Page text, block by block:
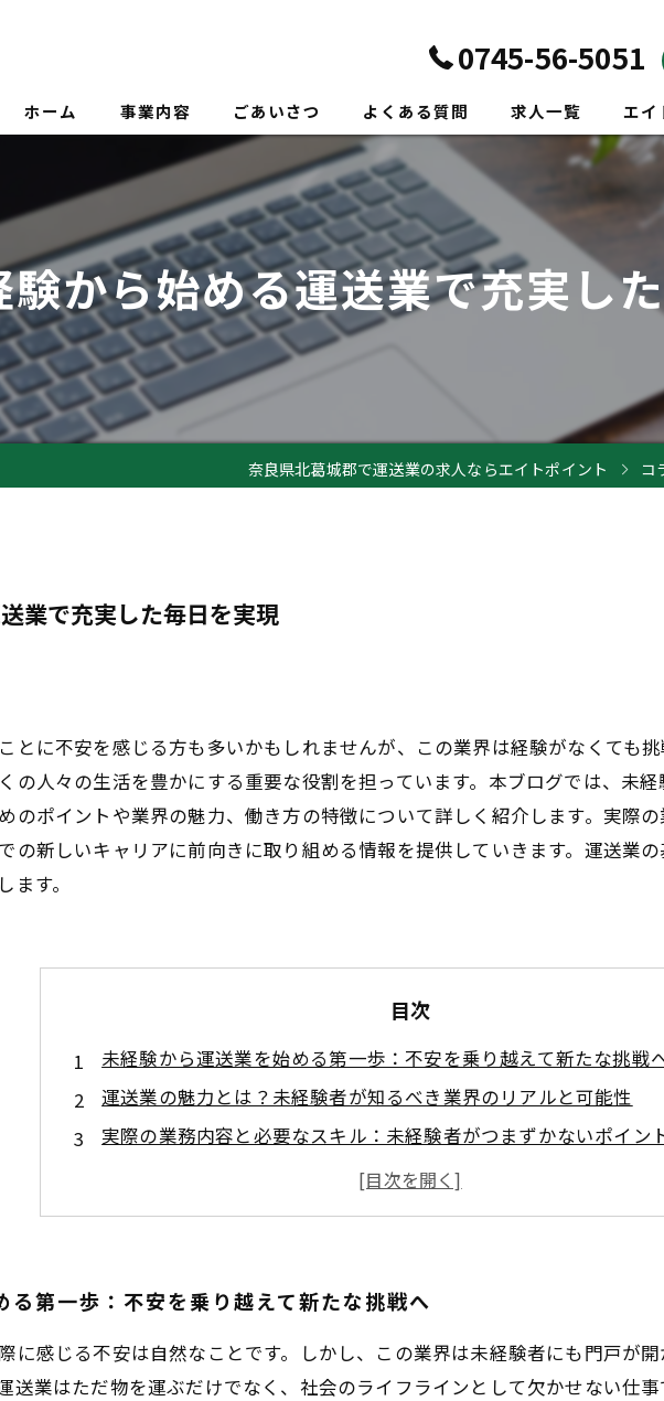
0745-56-5051
ホーム 事業内容 ごあいさつ よくある質問 求人一覧 エイ
正社員
未経
ドラ
験から始める運送業で充実し
奈良県北葛城郡で運送業の求人ならエイトポイント コ
業で充実した毎日を実現
とに不安を感じる方も多いかもしれませんが、この業界は経験がなくても
の人々の生活を豊かにする重要な役割を担っています。本ブログでは、未
のポイントや業界の魅力、働き方の特徴について詳しく紹介します。実際
の新しいキャリアに前向きに取り組める情報を提供していきます。運送業
す。
目次
未経験から運送業を始める第一歩：不安を乗り越えて新たな挑戦
運送業の魅力とは？未経験者が知るべき業界のリアルと可能性
実際の業務内容と必要なスキル：未経験者がつまずかないポイン
未経験からプロへ成長する秘訣：運送業でキャリアアップを目指
運送業で充実した毎日を実現するための働き方とライフバランス
未経験者から見た運送業の未来：充実した生活と社会への貢献を
る第一歩：不安を乗り越えて新たな挑戦へ
に感じる不安は自然なことです。しかし、この業界は未経験者にも門戸が
送業はただ物を運ぶだけでなく、社会のライフラインとして欠かせない仕事